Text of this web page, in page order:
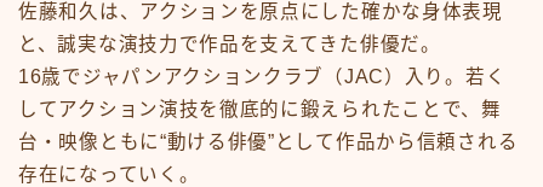
佐藤和久は、アクションを原点にした確かな身体表現
と、誠実な演技力で作品を支えてきた俳優だ。
16歳でジャパンアクションクラブ（JAC）入り。若く
してアクション演技を徹底的に鍛えられたことで、舞
台・映像ともに“動ける俳優”として作品から信頼される
存在になっていく。